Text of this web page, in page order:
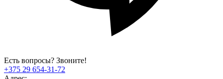
Есть вопросы? Звоните!
+375 29 654-31-72